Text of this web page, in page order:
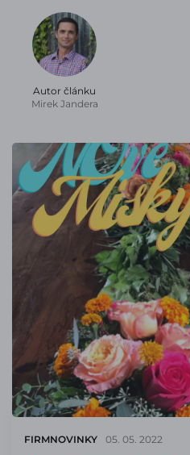
Autor článku
Mirek Jandera
FIRMNOVINKY 05. 05. 2022